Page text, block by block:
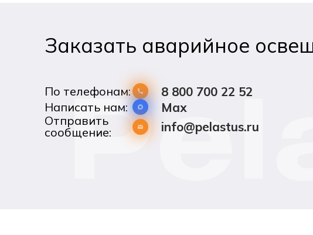
Заказать аварийное
По телефонам: 8 800 700 22 52
Написать нам: Max
Отправить
сообщение:
info@pelastus.ru